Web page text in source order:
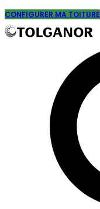
CONFIGURER MA TOITURE